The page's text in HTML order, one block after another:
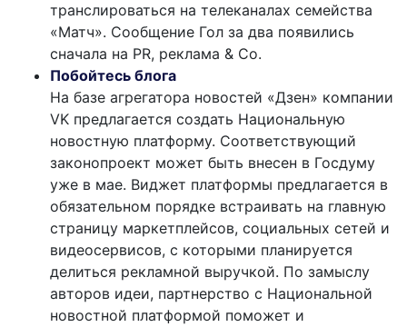
транслироваться на телеканалах семейства
«Матч». Сообщение Гол за два появились
сначала на PR, реклама & Co.
Побойтесь блога
На базе агрегатора новостей «Дзен» компании
VK предлагается создать Национальную
новостную платформу. Соответствующий
законопроект может быть внесен в Госдуму
уже в мае. Виджет платформы предлагается в
обязательном порядке встраивать на главную
страницу маркетплейсов, социальных сетей и
видеосервисов, с которыми планируется
делиться рекламной выручкой. По замыслу
авторов идеи, партнерство с Национальной
новостной платформой поможет и